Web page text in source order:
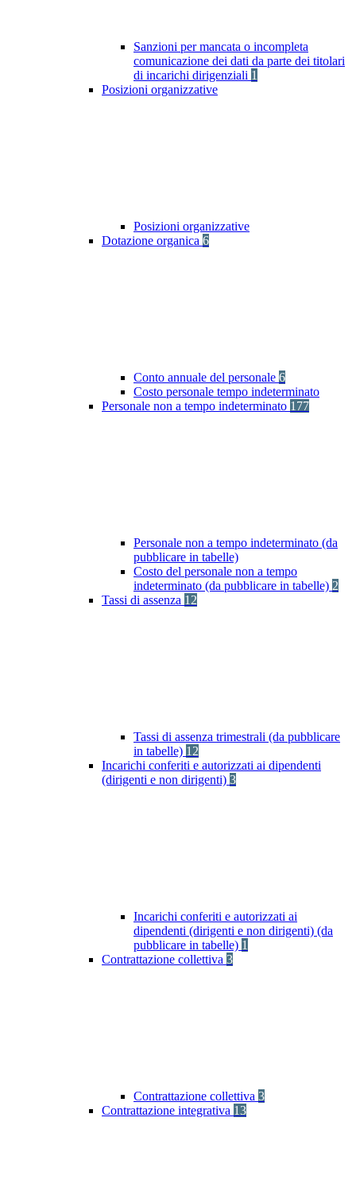
Sanzioni per mancata o incompleta
comunicazione dei dati da parte dei titolari
di incarichi dirigenziali 1
Posizioni organizzative
Posizioni organizzative
Dotazione organica 6
Conto annuale del personale 6
Costo personale tempo indeterminato
Personale non a tempo indeterminato 177
Personale non a tempo indeterminato (da
pubblicare in tabelle)
Costo del personale non a tempo
indeterminato (da pubblicare in tabelle) 2
Tassi di assenza 12
Tassi di assenza trimestrali (da pubblicare
in tabelle) 12
Incarichi conferiti e autorizzati ai dipendenti
(dirigenti e non dirigenti) 3
Incarichi conferiti e autorizzati ai
dipendenti (dirigenti e non dirigenti) (da
pubblicare in tabelle) 1
Contrattazione collettiva 3
Contrattazione collettiva 3
Contrattazione integrativa 13